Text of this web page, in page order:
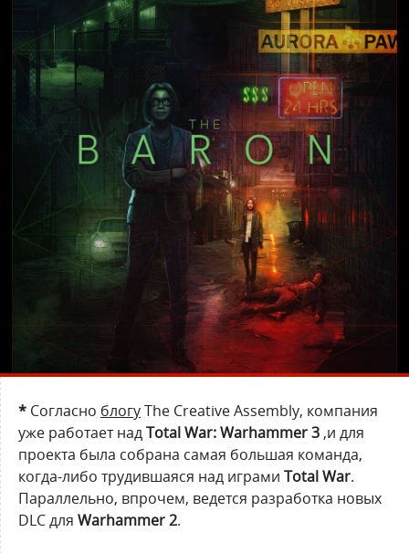
* Согласно блогуThe Creative Assembly, компания
уже работает надTotal War: Warhammer 3 ,и для
проекта была собрана самая большая команда,
когда-либо трудившаяся над играми Total War.
Параллельно, впрочем, ведется разработка новых
DLC для Warhammer 2.